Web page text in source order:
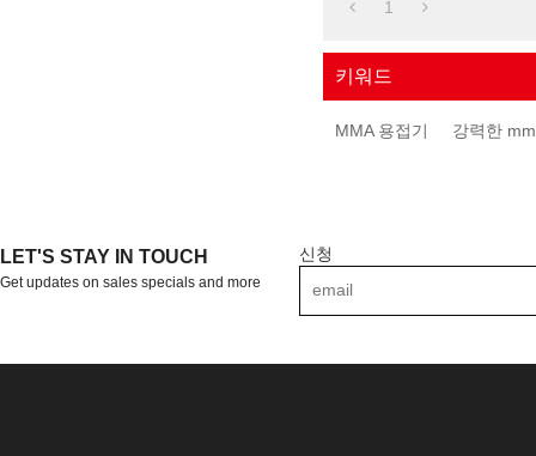
1
키워드
MMA 용접기 강력한
LET'S STAY IN TOUCH
Get updates on sales specials and more
신청